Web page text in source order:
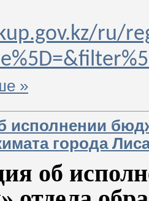
ru/
»
города
об